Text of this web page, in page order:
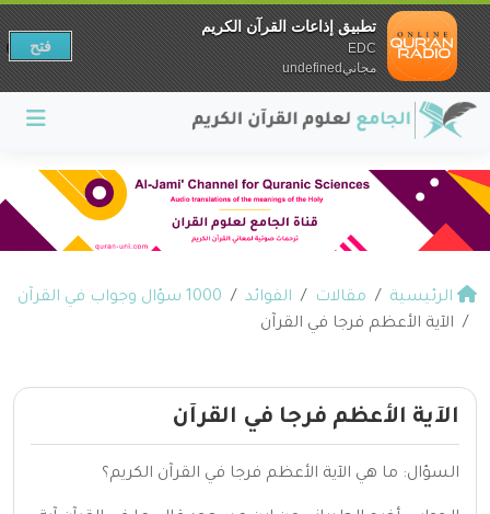
الرئيسية مقالات الفوائد
1000 سؤال وجواب في القرآن
الآية الأعظم فرجا في القرآن
الآية الأعظم فرجا في القرآن
السؤال: ما هي الآية الأعظم فرجا في القرآن الكريم؟
تطبيق إذاعات القرآن الكريم
EDC
مجانيundefined
فتح